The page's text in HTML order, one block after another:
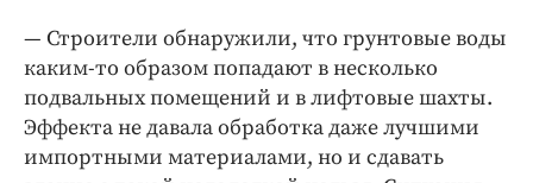
— Строители обнаружили, что грунтовые воды
каким-то образом попадают в несколько
подвальных помещений и в лифтовые шахты.
Эффекта не давала обработка даже лучшими
импортными материалами, но и сдавать